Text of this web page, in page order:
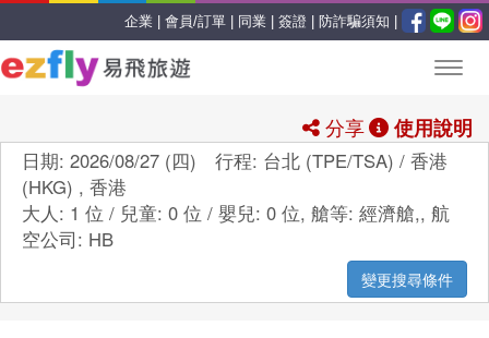
企業 | 會員/訂單 | 同業 | 簽證 | 防詐騙須知 |
分享 使用說明
日期: 2026/08/27 (四) 行程: 台北 (TPE/TSA) / 香港
(HKG) , 香港
大人: 1 位 / 兒童: 0 位 / 嬰兒: 0 位, 艙等: 經濟艙,, 航
空公司: HB
變更搜尋條件